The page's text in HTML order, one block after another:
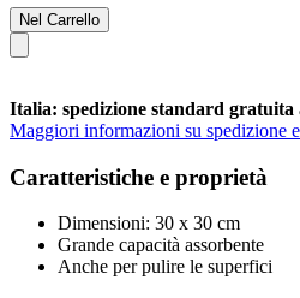
Nel Carrello
Italia: spedizione standard gratuita
Maggiori informazioni su spedizione
Caratteristiche e proprietà
Dimensioni: 30 x 30 cm
Grande capacità assorbente
Anche per pulire le superfici